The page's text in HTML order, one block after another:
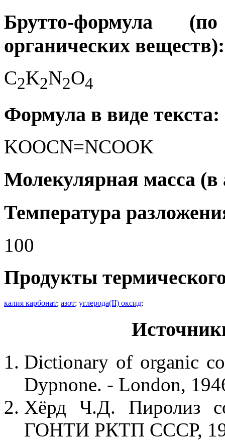
Брутто-формула
органических веществ):
C2K2N2O4
Формула в виде текста:
KOOCN=NCOOK
Молекулярная масса (в
Температура
100
Продукты
калия карбонат; азот; углерода(II) оксид;
Dictionary of organic
Dypnone. - London,
Хёрд Ч.Д. Пиролиз
ГОНТИ РКТП СССР,